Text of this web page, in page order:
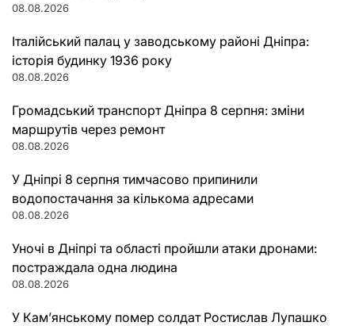
08.08.2026
Італійський палац у заводському районі Дніпра:
історія будинку 1936 року
08.08.2026
Громадський транспорт Дніпра 8 серпня: зміни
маршрутів через ремонт
08.08.2026
У Дніпрі 8 серпня тимчасово припинили
водопостачання за кількома адресами
08.08.2026
Уночі в Дніпрі та області пройшли атаки дронами:
постраждала одна людина
08.08.2026
У Кам’янському помер солдат Ростислав Лупашко